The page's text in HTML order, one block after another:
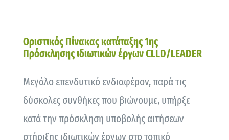
Οριστικός Πίνακας κατάταξης 1ης
Πρόσκλησης ιδιωτικών έργων CLLD/LEADER
Μεγάλο επενδυτικό ενδιαφέρον, παρά τις
δύσκολες συνθήκες που βιώνουμε, υπήρξε
κατά την πρόσκληση υποβολής αιτήσεων
στήριξης ιδιωτικών έργων στο τοπικό